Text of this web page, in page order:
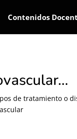
Contenidos
de tratamiento o